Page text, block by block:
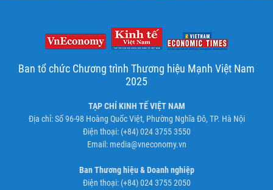
Ban tổ chức Chương trình Thương hiệu Mạnh Việt Nam
2025
TẠP CHÍ KINH TẾ VIỆT NAM
Địa chỉ: Số 96-98 Hoàng Quốc Việt, Phường Nghĩa Đô, TP. Hà Nội
Điện thoại: (+84) 024 3755 3550
Email: media@vneconomy.vn
Ban Thương hiệu & Doanh nghiệp
Điện thoại: (+84) 024 3755 2050